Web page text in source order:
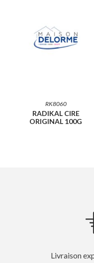
RK8060
RADIKAL CIRE
ORIGINAL 100G
Livraison